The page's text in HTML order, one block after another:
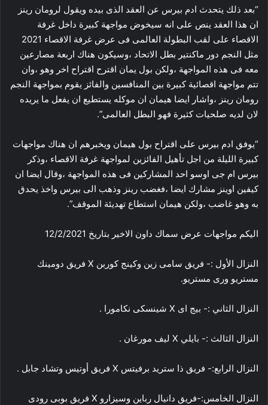
“بعد ذلك يتحدث ادم بيرس عن العقد الذى بيده ويقول لرومان رينز
ان هذا العقد ينص على انه سيخوض مواجهة كبيرة داخل غرفة
الاقصاء على لقب البطولة العالمى فى عرض غرفة الاقصاء 2021
مثل النجم دور ماكنتير بطل الاتحاد ،وسيكون هناك اربعة مصارعين
معه فى هذه المواجهة ،ولكن بول يمان اقترح اقتراح اخر وهو ،وان
تتم مواجهة اقصائية كبيرة بين المنافسين والفائز يقوم بمواجهة النجم
رومان رينز ،واشار ايضا هيمان ان موكله يستطيع ان يفعل ما يريده
لان لديه صلحيات كثيرة فهو البطل العالمى”.
“يوفق ادم بيرس على اقتراح بول هيمان ويخبرهم ان هناك مواجهات
كبيرة الليلة من اجل تأهيل الفائزين لمواجهة غرفة الاقصاء ،وذكر
بيرس ام جى اوسو احد المشاركين فى هذه المواجهة ،وقال ايضا ان
كيفين اوينز مشارك ايضا ،فغضب رينز وذهب الى بيرس واخذ يحدق
به وهو غاضب ،ولكن هيمان استطاع تهديئة الموقف”.
اليكم مواجهات عرض سماك داون الاخير بتاريخ 12/2/2021
النزال الأول :- فريق سامى زين وكينج كوربن X فريق دومينك
مستريو ورى مستريو.
النزال الثاني :- بيج اى X شينسكى نكامورا .
النزال الثالث :- بايلي X ليف مورغان .
النزال الرابع:- فريق ذا ستريد برفيتس X فريق أوتيس وتشاد جابل .
النزال الخامس:-فريق دانيال رباين وسيزارو X فريق بوبى رودى